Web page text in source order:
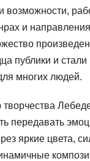
возможности,
и
публики и стали
многих людей.
передавать
яркие цвета,